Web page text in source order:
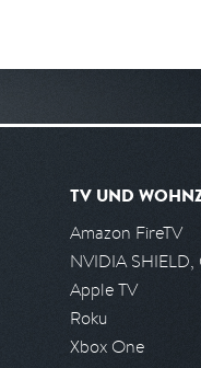
TV UND
Amazon FireTV
NVIDIA SHIELD,
Apple TV
Roku
Xbox One